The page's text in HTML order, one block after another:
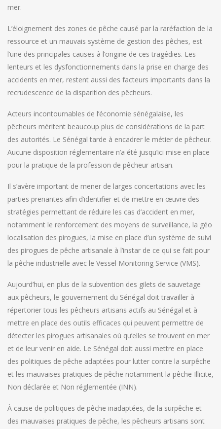
mer.
L’éloignement des zones de pêche causé par la raréfaction de la
ressource et un mauvais système de gestion des pêches, est
l’une des principales causes à l’origine de ces tragédies. Les
lenteurs et les dysfonctionnements dans la prise en charge des
accidents en mer, restent aussi des facteurs importants dans la
recrudescence de la disparition des pêcheurs.
Acteurs incontournables de l’économie sénégalaise, les
pêcheurs méritent beaucoup plus de considérations de la part
des autorités. Le Sénégal tarde à encadrer le métier de pêcheur.
Aucune disposition réglementaire n’a été jusqu’ici mise en place
pour la pratique de la profession de pêcheur artisan.
Il s’avère important de mener de larges concertations avec les
parties prenantes afin d’identifier et de mettre en œuvre des
stratégies permettant de réduire les cas d’accident en mer,
notamment le renforcement des moyens de surveillance, la géo
localisation des pirogues, la mise en place d’un système de suivi
des pirogues de pêche artisanale à l’instar de ce qui se fait pour
la pêche industrielle avec le Vessel Monitoring Service (VMS).
Aujourd’hui, en plus de la subvention des gilets de sauvetage
aux pêcheurs, le gouvernement du Sénégal doit travailler à
répertorier tous les pêcheurs artisans actifs au Sénégal et à
mettre en place des outils efficaces qui peuvent permettre de
détecter les pirogues artisanales où qu’elles se trouvent en mer
et de leur venir en aide. Le Sénégal doit aussi mettre en place
des politiques de pêche adaptées pour lutter contre la surpêche
et les mauvaises pratiques de pêche notamment la pêche Illicite,
Non déclarée et Non réglementée (INN).
À cause de politiques de pêche inadaptées, de la surpêche et
des mauvaises pratiques de pêche, les pêcheurs artisans sont